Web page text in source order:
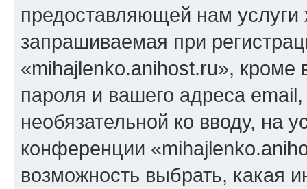
предоставляющей нам
запрашиваемая при
«mihajlenko.anihost.ru», кроме
пароля и вашего адреса
необязательной ко вводу, на
конференции
возможность выбрать, какая